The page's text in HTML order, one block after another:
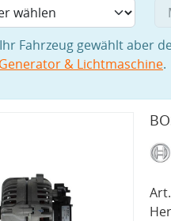
Fahrzeug gewählt aber
Generator & Lichtmaschine.